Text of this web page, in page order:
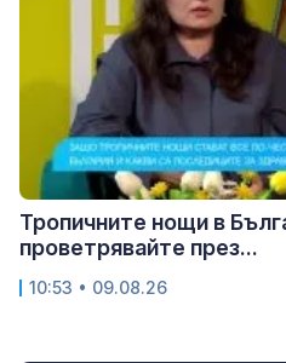
Тропичните нощи в
проветрявайте през...
10:53 • 09.08.26